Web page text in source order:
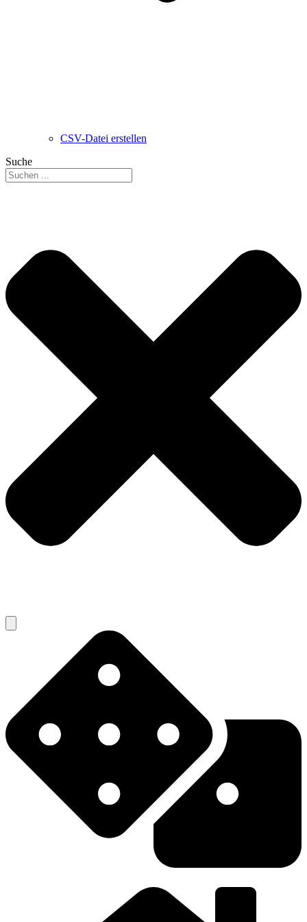
CSV-Datei erstellen
Suche